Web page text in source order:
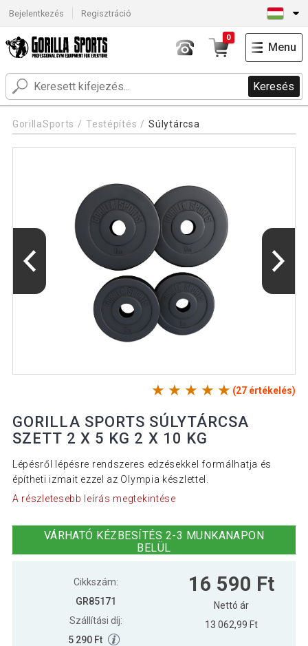
Bejelentkezés Regisztráció
Keresés
0
Menu
GorillaSports Testépítés Súlytárcsa
(27 értékelés)
GORILLA SPORTS SÚLYTÁRCSA
SZETT 2 X 5 KG 2 X 10 KG
Lépésről lépésre rendszeres edzésekkel formálhatja és
építheti izmait ezzel az Olympia készlettel.
A részletesebb leírás megtekintése
VÁRHATÓ KÉZBESÍTÉS 2-3 MUNKANAPON
BELÜL
Cikkszám:
GR85171
Szállítási díj:
5 290 Ft
16 590 Ft
Nettó ár
13 062,99 Ft